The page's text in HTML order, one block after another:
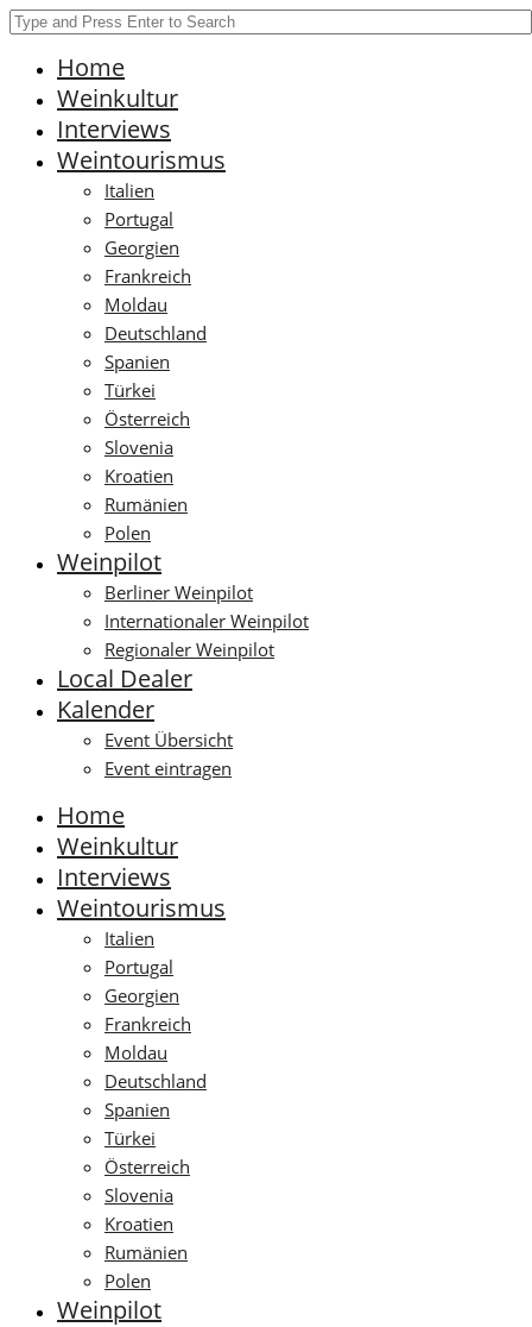
Home
Weinkultur
Interviews
Weintourismus
Italien
Portugal
Georgien
Frankreich
Moldau
Deutschland
Spanien
Türkei
Österreich
Slovenia
Kroatien
Rumänien
Polen
Weinpilot
Berliner Weinpilot
Internationaler Weinpilot
Regionaler Weinpilot
Local Dealer
Kalender
Event Übersicht
Event eintragen
Home
Weinkultur
Interviews
Weintourismus
Italien
Portugal
Georgien
Frankreich
Moldau
Deutschland
Spanien
Türkei
Österreich
Slovenia
Kroatien
Rumänien
Polen
Weinpilot